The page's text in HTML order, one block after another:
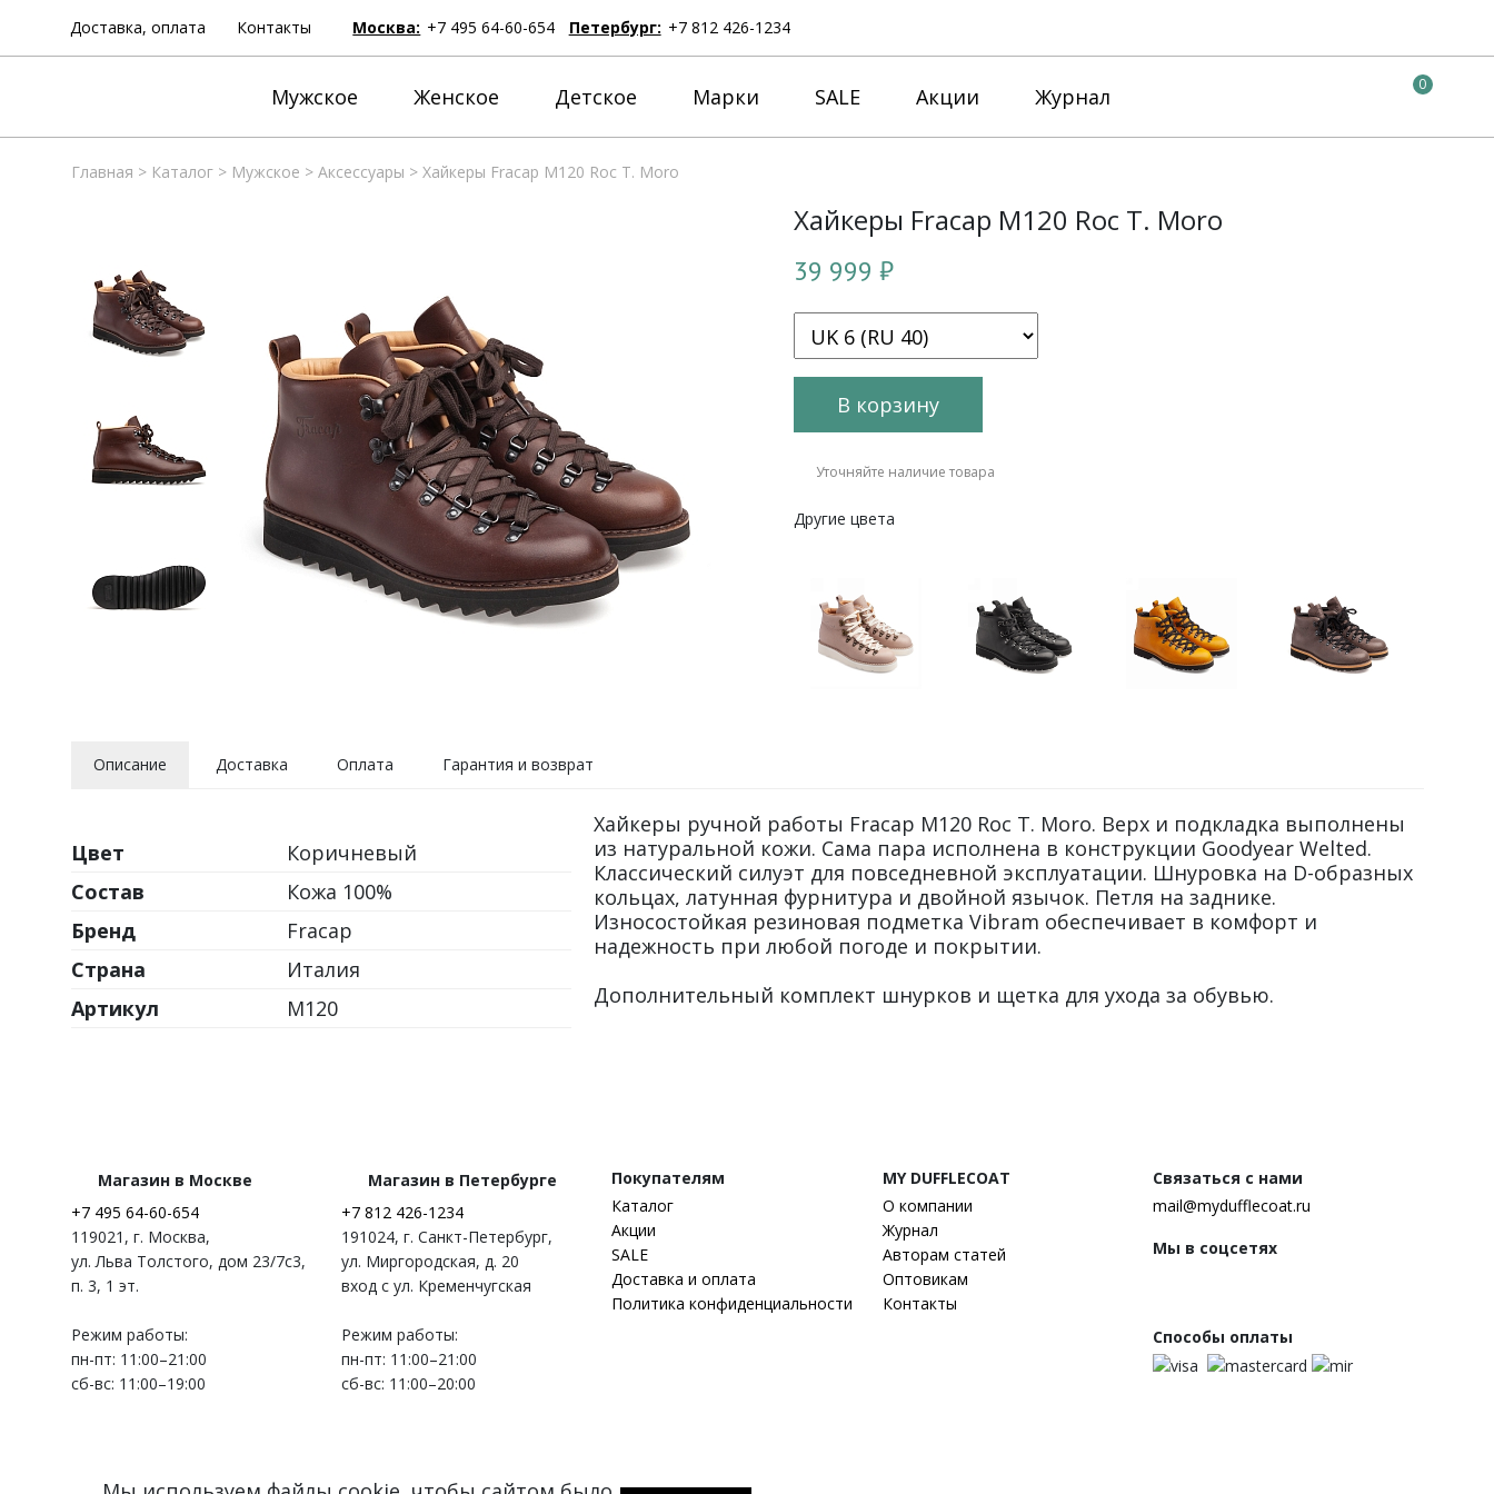
Доставка, оплата Контакты Москва: +7 495 64-60-654 Петербург: +7 812 426-1234
Мужское Женское Детское Марки SALE Акции Журнал 0
Главная > Каталог> Мужское > Аксессуары > Хайкеры Fracap M120 Roc T. Moro
Хайкеры Fracap M120 Roc T. Moro
39 999 ₽
В корзину
Уточняйте наличие товара
Другие цвета
Описание Доставка Оплата Гарантия и возврат
Цвет
Коричневый
Состав
Кожа 100%
Бренд
Fracap
Страна
Италия
Артикул
M120
Хайкеры ручной работы Fracap M120 Roc T. Moro. Верх и подкладка выполнены
из натуральной кожи. Сама пара исполнена в конструкции Goodyear Welted.
Классический силуэт для повседневной эксплуатации. Шнуровка на D-образных
кольцах, латунная фурнитура и двойной язычок. Петля на заднике.
Износостойкая резиновая подметка Vibram обеспечивает в комфорт и
надежность при любой погоде и покрытии.
Дополнительный комплект шнурков и щетка для ухода за обувью.
Магазин в Москве
+7 495 64-60-654
119021 , г. Москва,
ул. Льва Толстого, дом 23/7c3,
п. 3, 1 эт.
Режим работы:
пн-пт: 11:00–21:00
сб-вс: 11:00–19:00
Магазин в Петербурге
+7 812 426-1234
191024, г. Санкт-Петербург,
ул. Миргородская, д. 20
вход с ул. Кременчугская
Режим работы:
пн-пт: 11:00–21:00
сб-вс: 11:00–20:00
Покупателям
Каталог
Акции
SALE
Доставка и оплата
Политика конфиденциальности
MY DUFFLECOAT
О компании
Журнал
Авторам статей
Оптовикам
Контакты
Связаться с нами
mail@mydufflecoat.ru
Мы в соцсетях
Способы оплаты